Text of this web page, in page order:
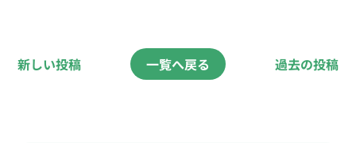
新しい投稿 一覧へ戻る 過去の投稿